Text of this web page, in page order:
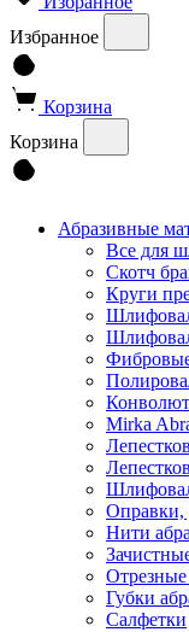
Избранное
Корзина
Корзина
Абразивные
Все для
Скотч
Круги
Mirka
Оправки,
Нити
Отрезные
Губки
Салфетки